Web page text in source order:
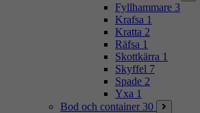
Fyllhammare 3
Krafsa 1
Kratta 2
Räfsa 1
Skottkärra 1
Skyffel 7
Spade 2
Yxa 1
Bod och container 30